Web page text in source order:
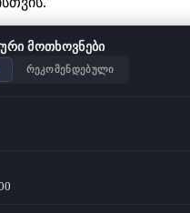
მოთხოვნები
რეკომენდებული